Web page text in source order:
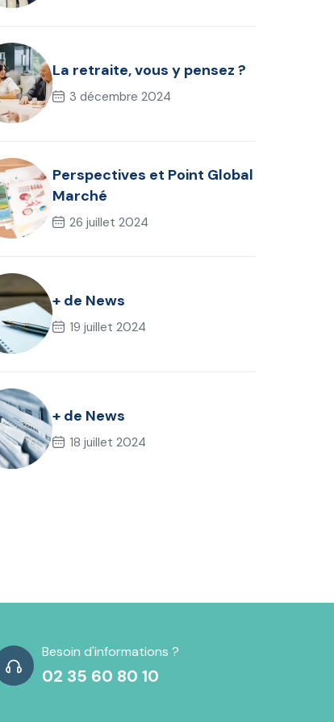
La retraite, vous y pensez ?
3 décembre 2024
Perspectives et Point Global
Marché
26 juillet 2024
+ de News
19 juillet 2024
+ de News
18 juillet 2024
Besoin d'informations ?
02 35 60 80 10